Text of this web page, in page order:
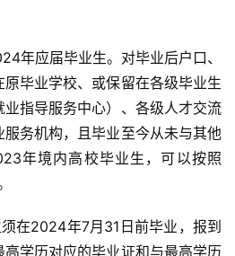
年应届毕业生。对毕业后户口、
毕业学校、或保留在各级毕业生
指导服务中心）、各级人才交流
务机构，且毕业至今从未与其他
年境内高校毕业生，可以按照
在2024年7月31日前毕业，报到
学历对应的毕业证和与最高学历